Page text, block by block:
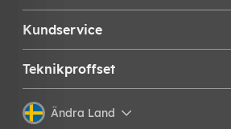
Kundservice
Teknikproffset
Ändra Land